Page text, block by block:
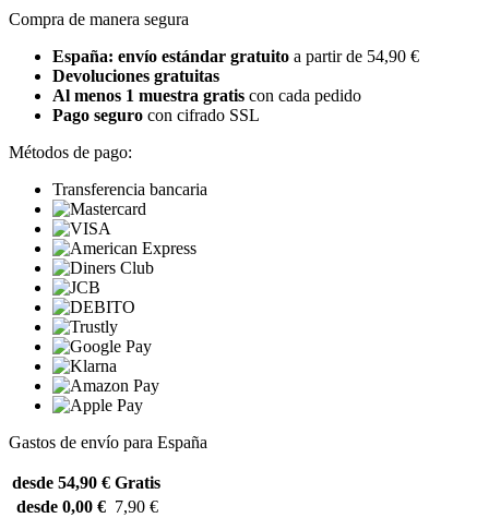
Compra de manera segura
España: envío estándar gratuito a partir de 54,90 €
Devoluciones gratuitas
Al menos 1 muestra gratis con cada pedido
Pago seguro con cifrado SSL
Métodos de pago:
Transferencia bancaria
Gastos de envío para España
desde 54,90 € Gratis
desde 0,00 € 7,90 €